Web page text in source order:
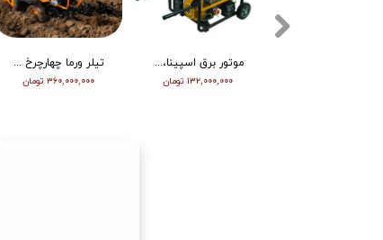
تیلر ورما چهارچرخ (مینی تراکتور) ، دیزل ، چرخ بزرگ ، دوچراغ، استارت vm001
۳۶۰,۰۰۰,۰۰۰ تومان
موتور برق اسپینا، تکفاز 8 کیلو وات، ATS دار مدل SP18000E
۱۳۲,۰۰۰,۰۰۰ تومان